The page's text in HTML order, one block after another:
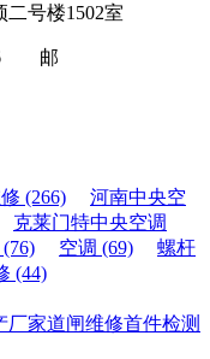
号楼1502室
邮
(266)
河南中央空
克莱门特中央空调
空调 (69)
螺杆
(44)
厂家道闸维修首件检测